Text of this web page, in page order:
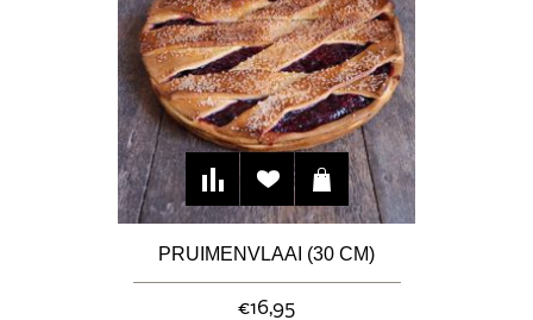
PRUIMENVLAAI (30 CM)
€16,95